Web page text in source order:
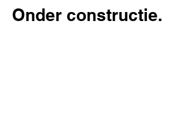
Onder constructie.